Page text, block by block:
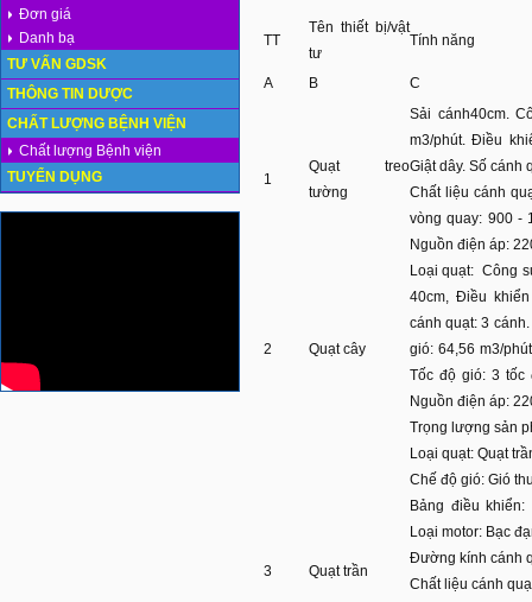
Đơn giá
Danh bạ
TƯ VẤN GDSK
THÔNG TIN DƯỢC
CHẤT LƯỢNG BỆNH VIỆN
Chất lượng Bệnh viện
TUYỂN DỤNG
TT
Tên thiết bị/vật
tư
Tính năng
A B C
1
Quạt treo
tường
Sải cánh40cm.
m3/phút. Điều
Giật dây. Số cánh
Chất liệu cánh
vòng quay: 900 -
Nguồn điện áp:
2 Quạt cây
Loại quạt: Công
40cm, Điều
cánh quạt: 3
gió: 64,56 m3/
Tốc độ gió: 3 tốc
Nguồn điện áp:
Trọng lượng sản
3 Quạt trần
Loại quạt: Quạt
Chế độ gió: Gió
Bảng điều
Loại motor: Bạc
Đường kính cánh
Chất liệu cánh